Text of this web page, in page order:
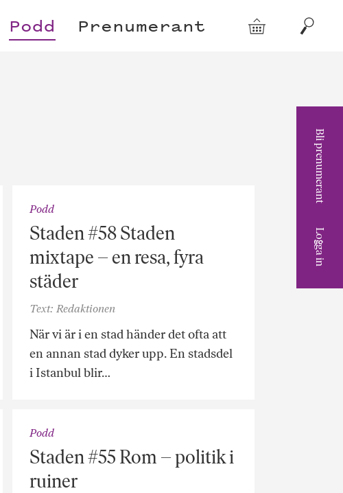
Podd Prenumerant Varukorg Sök
Bli prenumerant
Logga in
Podd
Staden #58 Staden
mixtape – en resa, fyra
städer
Text: Redaktionen
När vi är i en stad händer det ofta att
en annan stad dyker upp. En stadsdel
i Istanbul blir…
Podd
Staden #55 Rom – politik i
ruiner